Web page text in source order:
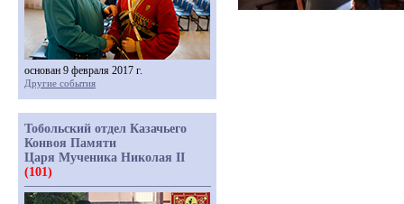
основан 9 февраля 2017 г.
Другие события
Тобольский отдел Казачьего
Конвоя Памяти
Царя Мученика Николая II
(101)